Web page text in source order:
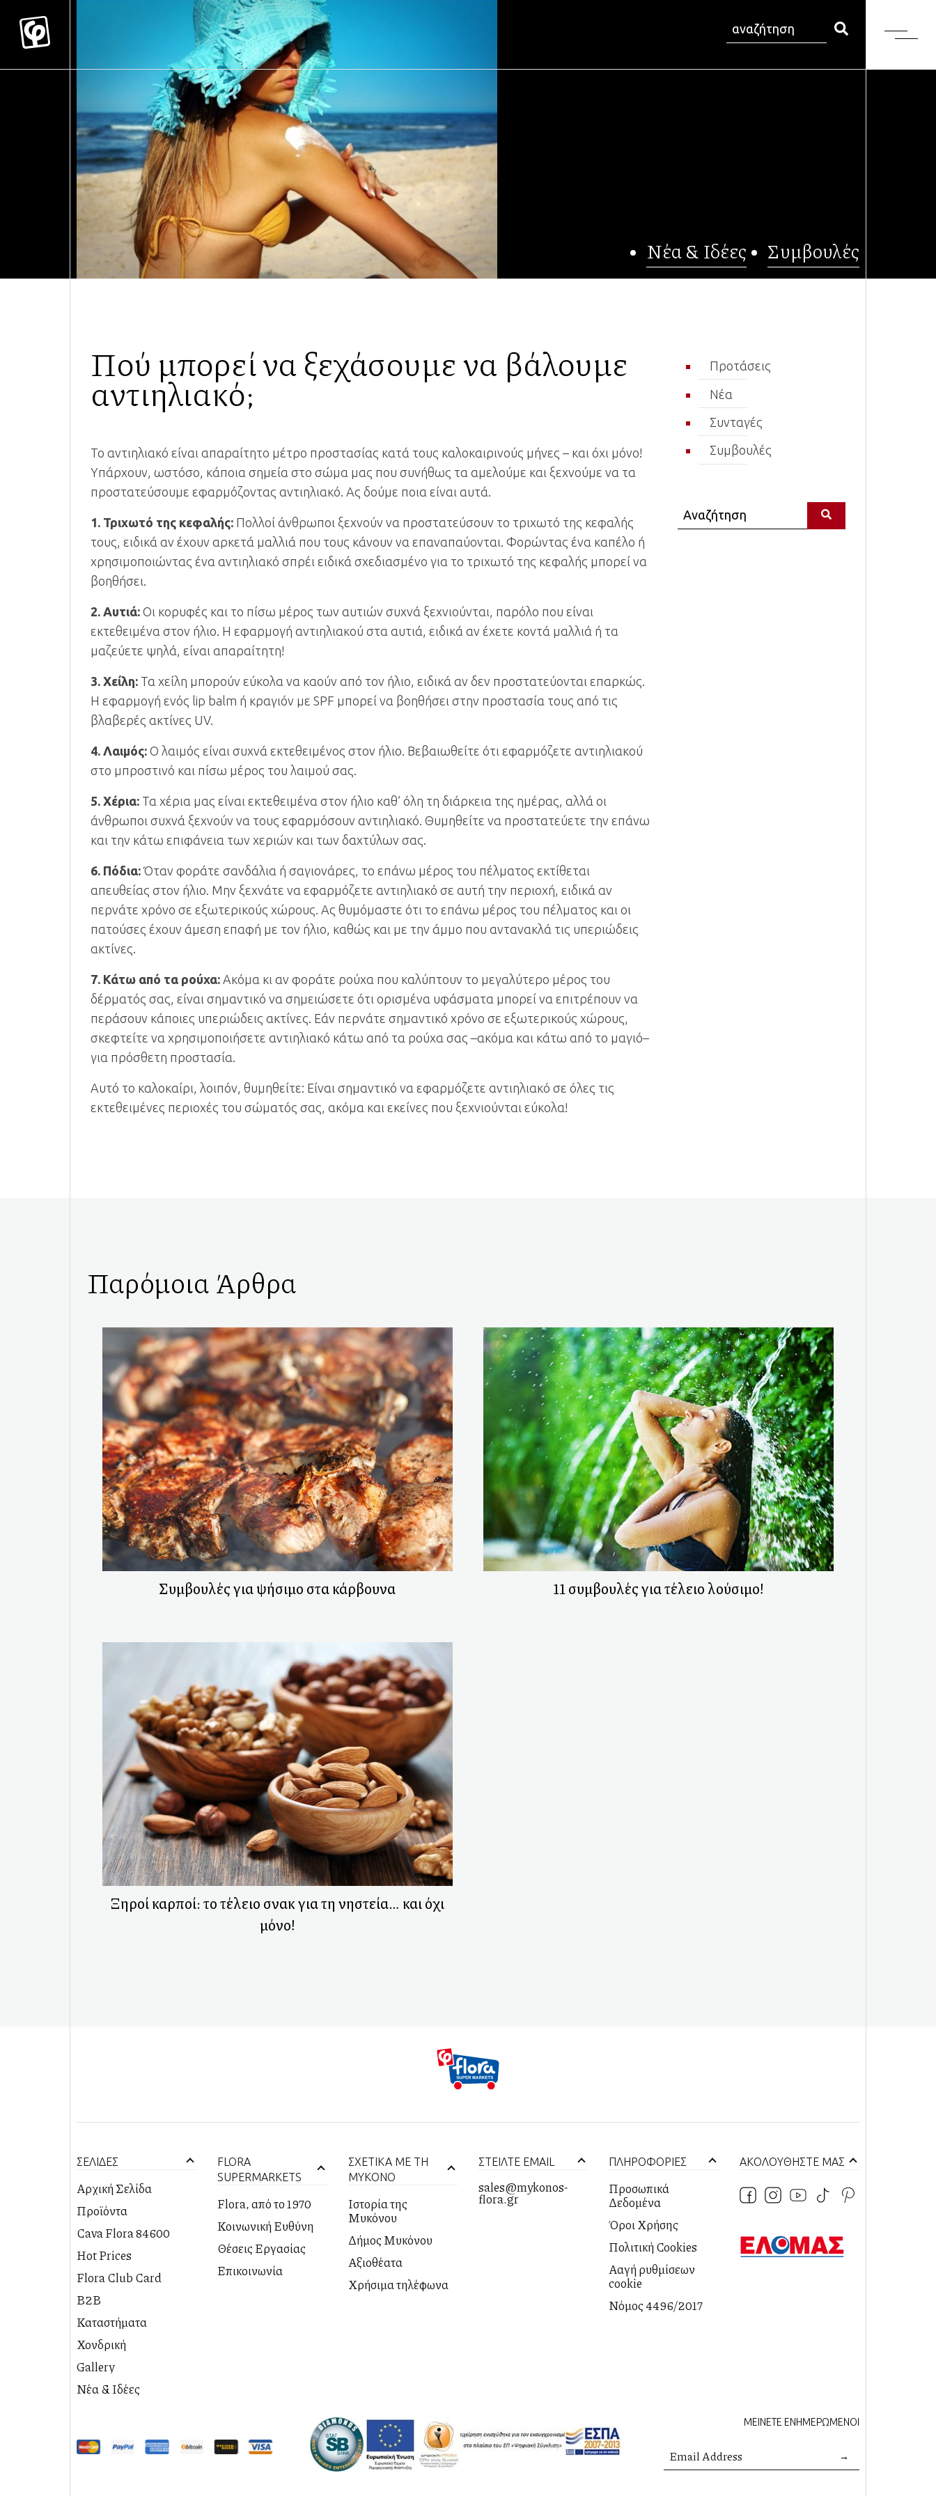
Νέα & Ιδέες Συμβουλές
Πού μπορεί να ξεχάσουμε να βάλουμε
αντιηλιακό;
Το αντιηλιακό είναι απαραίτητο μέτρο προστασίας κατά τους καλοκαιρινούς μήνες – και όχι μόνο!
Υπάρχουν, ωστόσο, κάποια σημεία στο σώμα μας που συνήθως τα αμελούμε και ξεχνούμε να τα
προστατεύσουμε εφαρμόζοντας αντιηλιακό. Ας δούμε ποια είναι αυτά.
1. Τριχωτό της κεφαλής: Πολλοί άνθρωποι ξεχνούν να προστατεύσουν το τριχωτό της κεφαλής
τους, ειδικά αν έχουν αρκετά μαλλιά που τους κάνουν να επαναπαύονται. Φορώντας ένα καπέλο ή
χρησιμοποιώντας ένα αντιηλιακό σπρέι ειδικά σχεδιασμένο για το τριχωτό της κεφαλής μπορεί να
βοηθήσει.
2. Αυτιά: Οι κορυφές και το πίσω μέρος των αυτιών συχνά ξεχνιούνται, παρόλο που είναι
εκτεθειμένα στον ήλιο. Η εφαρμογή αντιηλιακού στα αυτιά, ειδικά αν έχετε κοντά μαλλιά ή τα
μαζεύετε ψηλά, είναι απαραίτητη!
3. Χείλη: Τα χείλη μπορούν εύκολα να καούν από τον ήλιο, ειδικά αν δεν προστατεύονται επαρκώς.
Η εφαρμογή ενός lip balm ή κραγιόν με SPF μπορεί να βοηθήσει στην προστασία τους από τις
βλαβερές ακτίνες UV.
4. Λαιμός: Ο λαιμός είναι συχνά εκτεθειμένος στον ήλιο. Βεβαιωθείτε ότι εφαρμόζετε αντιηλιακού
στο μπροστινό και πίσω μέρος του λαιμού σας.
5. Χέρια: Τα χέρια μας είναι εκτεθειμένα στον ήλιο καθ’ όλη τη διάρκεια της ημέρας, αλλά οι
άνθρωποι συχνά ξεχνούν να τους εφαρμόσουν αντιηλιακό. Θυμηθείτε να προστατεύετε την επάνω
και την κάτω επιφάνεια των χεριών και των δαχτύλων σας.
6. Πόδια: Όταν φοράτε σανδάλια ή σαγιονάρες, το επάνω μέρος του πέλματος εκτίθεται
απευθείας στον ήλιο. Μην ξεχνάτε να εφαρμόζετε αντιηλιακό σε αυτή την περιοχή, ειδικά αν
περνάτε χρόνο σε εξωτερικούς χώρους. Ας θυμόμαστε ότι το επάνω μέρος του πέλματος και οι
πατούσες έχουν άμεση επαφή με τον ήλιο, καθώς και με την άμμο που αντανακλά τις υπεριώδεις
ακτίνες.
7. Κάτω από τα ρούχα: Ακόμα κι αν φοράτε ρούχα που καλύπτουν το μεγαλύτερο μέρος του
δέρματός σας, είναι σημαντικό να σημειώσετε ότι ορισμένα υφάσματα μπορεί να επιτρέπουν να
περάσουν κάποιες υπεριώδεις ακτίνες. Εάν περνάτε σημαντικό χρόνο σε εξωτερικούς χώρους,
σκεφτείτε να χρησιμοποιήσετε αντιηλιακό κάτω από τα ρούχα σας –ακόμα και κάτω από το μαγιό–
για πρόσθετη προστασία.
Αυτό το καλοκαίρι, λοιπόν, θυμηθείτε: Είναι σημαντικό να εφαρμόζετε αντιηλιακό σε όλες τις
εκτεθειμένες περιοχές του σώματός σας, ακόμα και εκείνες που ξεχνιούνται εύκολα!
Προτάσεις
Νέα
Συνταγές
Συμβουλές
Αναζήτηση
Παρόμοια Άρθρα
Συμβουλές για ψήσιμο στα κάρβουνα 11 συμβουλές για τέλειο λούσιμο!
Ξηροί καρποί: το τέλειο σνακ για τη νηστεία… και όχι
μόνο!
ΣΕΛΙΔΕΣ
Αρχική Σελίδα
Προϊόντα
PREMIUM
ΠΡΟΤΑΣΕΙΣ
Cava Flora 84600
ΚΑΒΑ
DELICATESSEN
Hot Prices
Flora Club Card
B2B
Καταστήματα
ΚΑΤΑΣΤΗΜΑ
ΑΕΡΟΔΡΟΜΙΟΥ
ΚΑΤΑΣΤΗΜΑ
ΒΟΘΩΝΑ
Χονδρική
Gallery
Νέα & Ιδέες
FLORA
SUPERMARKETS
Flora, από το 1970
Κοινωνική Ευθύνη
Θέσεις Εργασίας
Επικοινωνία
ΣΧΕΤΙΚΑ ΜΕ ΤΗ
ΜΥΚΟΝΟ
Ιστορία της
Μυκόνου
Δήμος Μυκόνου
Αξιοθέατα
Χρήσιμα τηλέφωνα
ΣΤΕΙΛΤΕ EMAIL
sales@mykonos-
flora.gr
ΠΛΗΡΟΦΟΡΙΕΣ
Προσωπικά
Δεδομένα
Όροι Χρήσης
Πολιτική Cookies
Αλλαγή ρυθμίσεων
cookie
Νόμος 4496/2017
ΑΚΟΛΟΥΘΗΣΤΕ ΜΑΣ
ΜΕΙΝΕΤΕ ΕΝΗΜΕΡΩΜΕΝΟΙ
→